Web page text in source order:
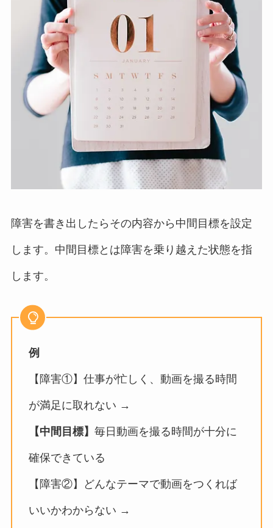
障害を書き出したらその内容から中間目標を設定
します。中間目標とは障害を乗り越えた状態を指
します。
例
【障害①】仕事が忙しく、動画を撮る時間
が満足に取れない →
【中間目標】 毎日動画を撮る時間が十分に
確保できている
【障害②】どんなテーマで動画をつくれば
いいかわからない →